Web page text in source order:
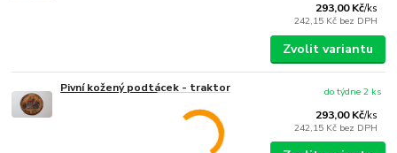
293,00 Kč/ks
242,15 Kč bez DPH
Zvolit variantu
Pivní kožený podtácek - traktor
293,00 Kč/ks
242,15 Kč bez DPH
do týdne 2 ks